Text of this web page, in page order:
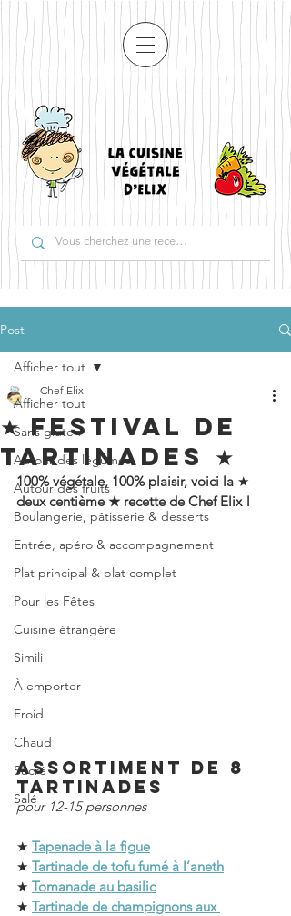
Post
Afficher tout
Sans gluten
Autour des légumes
Autour des fruits
Boulangerie, pâtisserie & desserts
Entrée, apéro & accompagnement
Plat principal & plat complet
Pour les Fêtes
Cuisine étrangère
Simili
À emporter
Froid
Chaud
Sucré
Salé
Afficher tout
★ FESTIVAL DE
TARTINADES ★
Chef Elix
100% végétale, 100% plaisir, voici la ★
deux centième ★ recette de Chef Elix !
Assortiment de 8
tartinades
pour 12-15 personnes
★ Tapenade à la figue
★ Tartinade de tofu fumé à l’aneth
★ Tomanade au basilic
★ Tartinade de champignons aux